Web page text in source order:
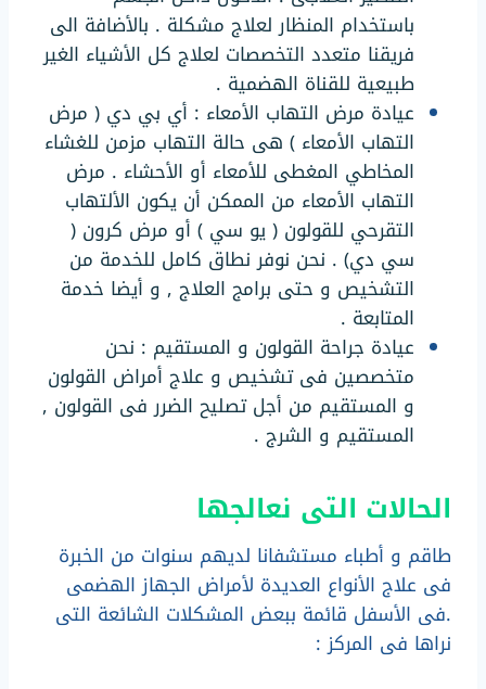
باستخدام المنظار لعلاج مشكلة . بالأضافة الى
فريقنا متعدد التخصصات لعلاج كل الأشياء الغير
طبيعية للقناة الهضمية .
عيادة مرض التهاب الأمعاء : أي بي دي ( مرض
التهاب الأمعاء ) هى حالة التهاب مزمن للغشاء
المخاطي المغطى للأمعاء أو الأحشاء . مرض
التهاب الأمعاء من الممكن أن يكون الألتهاب
التقرحي للقولون ( يو سي ) أو مرض كرون (
سي دي) . نحن نوفر نطاق كامل للخدمة من
التشخيص و حتى برامج العلاج , و أيضا خدمة
المتابعة .
عيادة جراحة القولون و المستقيم : نحن
متخصصين فى تشخيص و علاج أمراض القولون
و المستقيم من أجل تصليح الضرر فى القولون ,
المستقيم و الشرج .
الحالات التى نعالجها
طاقم و أطباء مستشفانا لديهم سنوات من الخبرة
فى علاج الأنواع العديدة لأمراض الجهاز الهضمى
.فى الأسفل قائمة ببعض المشكلات الشائعة التى
نراها فى المركز :